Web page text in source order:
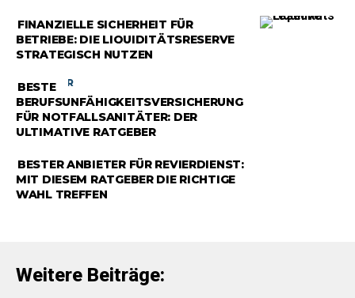
RATGEBER
FINANZIELLE SICHERHEIT FÜR
BETRIEBE: DIE LIQUIDITÄTSRESERVE
STRATEGISCH NUTZEN
RATGEBER
BESTE
BERUFSUNFÄHIGKEITSVERSICHERUNG
FÜR NOTFALLSANITÄTER: DER
ULTIMATIVE RATGEBER
RATGEBER
BESTER ANBIETER FÜR REVIERDIENST:
MIT DIESEM RATGEBER DIE RICHTIGE
WAHL TREFFEN
Weitere Beiträge: